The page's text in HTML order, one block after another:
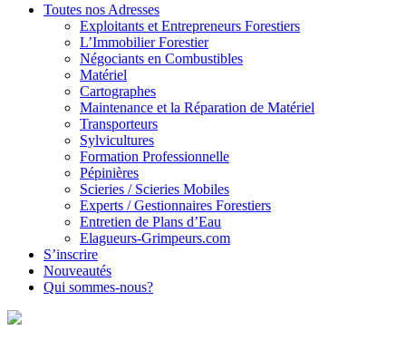
Toutes nos Adresses
Exploitants et Entrepreneurs Forestiers
L’Immobilier Forestier
Négociants en Combustibles
Matériel
Cartographes
Maintenance et la Réparation de Matériel
Transporteurs
Sylvicultures
Formation Professionnelle
Pépinières
Scieries / Scieries Mobiles
Experts / Gestionnaires Forestiers
Entretien de Plans d’Eau
Elagueurs-Grimpeurs.com
S’inscrire
Nouveautés
Qui sommes-nous?